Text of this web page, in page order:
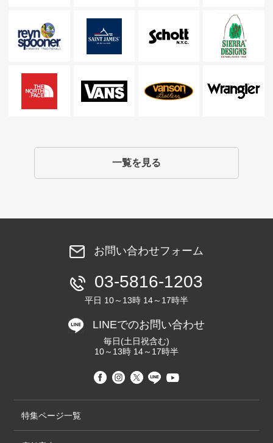
一覧を見る
お問い合わせフォーム
03-5816-1203
平日 10～13時 14～17時半
LINEでのお問い合わせ
毎日(土日祝含む)
10～13時 14～17時半
特集ページ一覧